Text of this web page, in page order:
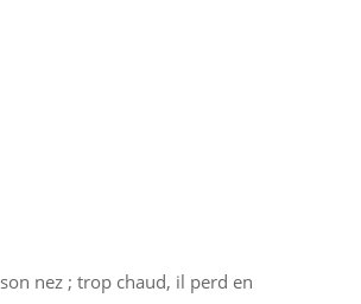
nez ; trop chaud, il perd en